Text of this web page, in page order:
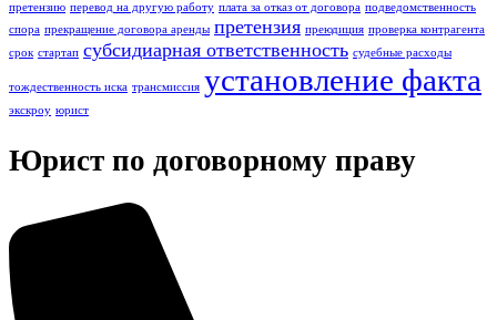
претензию перевод на другую работу плата за отказ от договора подведомственность
спора прекращение договора аренды претензия преюдиция проверка контрагента
срок стартап субсидиарная ответственность судебные расходы
тождественность иска трансмиссия установление факта
экскроу юрист
Юрист по договорному праву